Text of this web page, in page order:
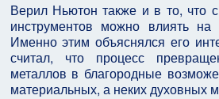
Верил Ньютон также и в то, что
инструментов можно влиять
Именно этим объяснялся его
считал, что процесс
металлов в благородные
материальных, а неких духовных